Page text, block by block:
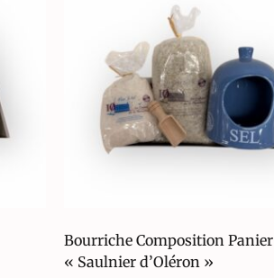
Bourriche Composition Panier
« Saulnier d’Oléron »